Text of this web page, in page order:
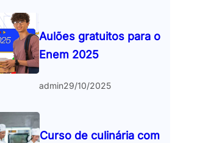
Aulões gratuitos para o
Enem 2025
admin29/10/2025
Curso de culinária com